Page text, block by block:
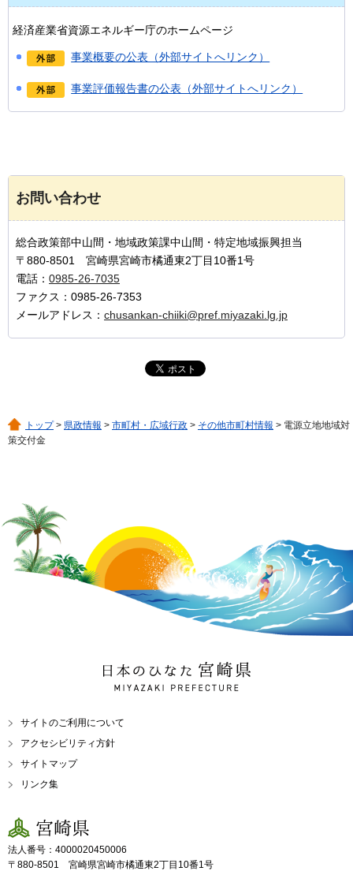
経済産業省資源エネルギー庁のホームページ
事業概要の公表（外部サイトへリンク）
事業評価報告書の公表（外部サイトへリンク）
お問い合わせ
総合政策部中山間・地域政策課中山間・特定地域振興担当
〒880-8501 宮崎県宮崎市橘通東2丁目10番1号
電話： 0985-26-7035
ファクス：0985-26-7353
メールアドレス： chusankan-chiiki@pref.miyazaki.lg.jp
トップ> 県政情報 > 市町村・広域行政 > その他市町村情報 > 電源立地地域対
策交付金
日本のひなた 宮崎県
MIYAZAKI PREFECTURE
サイトのご利用について
アクセシビリティ方針
サイトマップ
リンク集
宮崎県
法人番号：4000020450006
〒880-8501 宮崎県宮崎市橘通東2丁目10番1号